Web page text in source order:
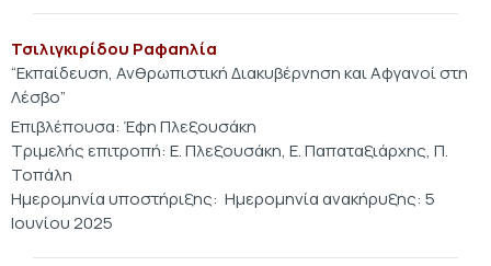
Τσιλιγκιρίδου Ραφαηλία
“Εκπαίδευση, Ανθρωπιστική Διακυβέρνηση και Αφγανοί στη
Λέσβο”
Επιβλέπουσα: Έφη Πλεξουσάκη
Τριμελής επιτροπή: Ε. Πλεξουσάκη, Ε. Παπαταξιάρχης, Π.
Τοπάλη
Ημερομηνία υποστήριξης: Ημερομηνία ανακήρυξης: 5
Ιουνίου 2025